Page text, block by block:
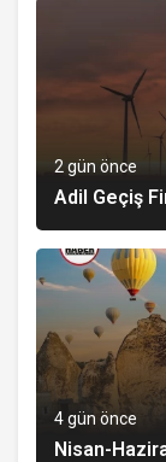
2 gün önce
Adil Geçiş
4 gün önce
Nisan-